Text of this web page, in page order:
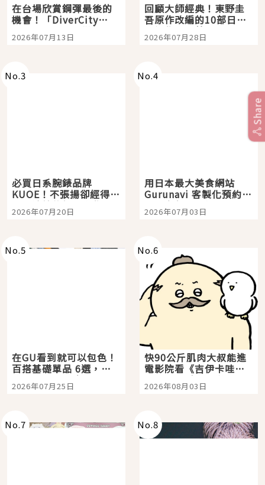
在台場欣賞鋼彈最後的
機會！「DiverCity
Tokyo Plaza」搭船、
購物、美食及夜景，一
2026年07月13日
回顧大師經典！東野圭
吾原作改編的10部日本
影視作品推薦
2026年07月28日
No.3
必買日系腕錶品牌
KUOE！不張揚卻經得起
時間洗鍊的經典之作五
選
2026年07月20日
No.4
用日本最大美食網站
Gurunavi 客製化預約九
大都市餐廳，打造專屬
美食體驗！
2026年07月03日
No.5
在GU看到就可以包色！
百搭基礎單品 6選，閉
眼全收也不心疼
2026年07月25日
No.6
快90公斤肌肉大叔能進
電影院看《吉伊卡哇》
嗎？日本重金屬樂團
「打首」會長與nagano
2026年08月03日
No.7 No.8
Share